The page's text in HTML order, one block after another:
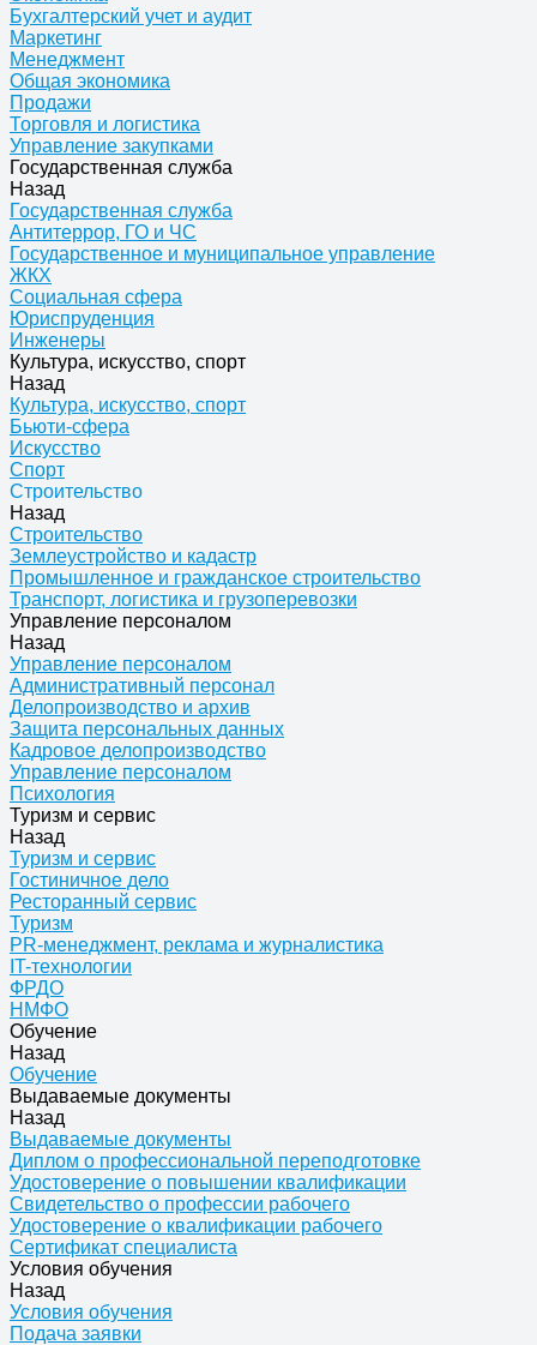
Бухгалтерский учет и аудит
Маркетинг
Менеджмент
Общая экономика
Продажи
Торговля и логистика
Управление закупками
Государственная служба
Назад
Государственная служба
Антитеррор, ГО и ЧС
Государственное и муниципальное управление
ЖКХ
Социальная сфера
Юриспруденция
Инженеры
Культура, искусство, спорт
Назад
Культура, искусство, спорт
Бьюти-сфера
Искусство
Спорт
Строительство
Назад
Строительство
Землеустройство и кадастр
Промышленное и гражданское строительство
Транспорт, логистика и грузоперевозки
Управление персоналом
Назад
Управление персоналом
Административный персонал
Делопроизводство и архив
Защита персональных данных
Кадровое делопроизводство
Управление персоналом
Психология
Туризм и сервис
Назад
Туризм и сервис
Гостиничное дело
Ресторанный сервис
Туризм
PR-менеджмент, реклама и журналистика
IT-технологии
ФРДО
НМФО
Обучение
Назад
Обучение
Выдаваемые документы
Назад
Выдаваемые документы
Диплом о профессиональной переподготовке
Удостоверение о повышении квалификации
Свидетельство о профессии рабочего
Удостоверение о квалификации рабочего
Сертификат специалиста
Условия обучения
Назад
Условия обучения
Подача заявки